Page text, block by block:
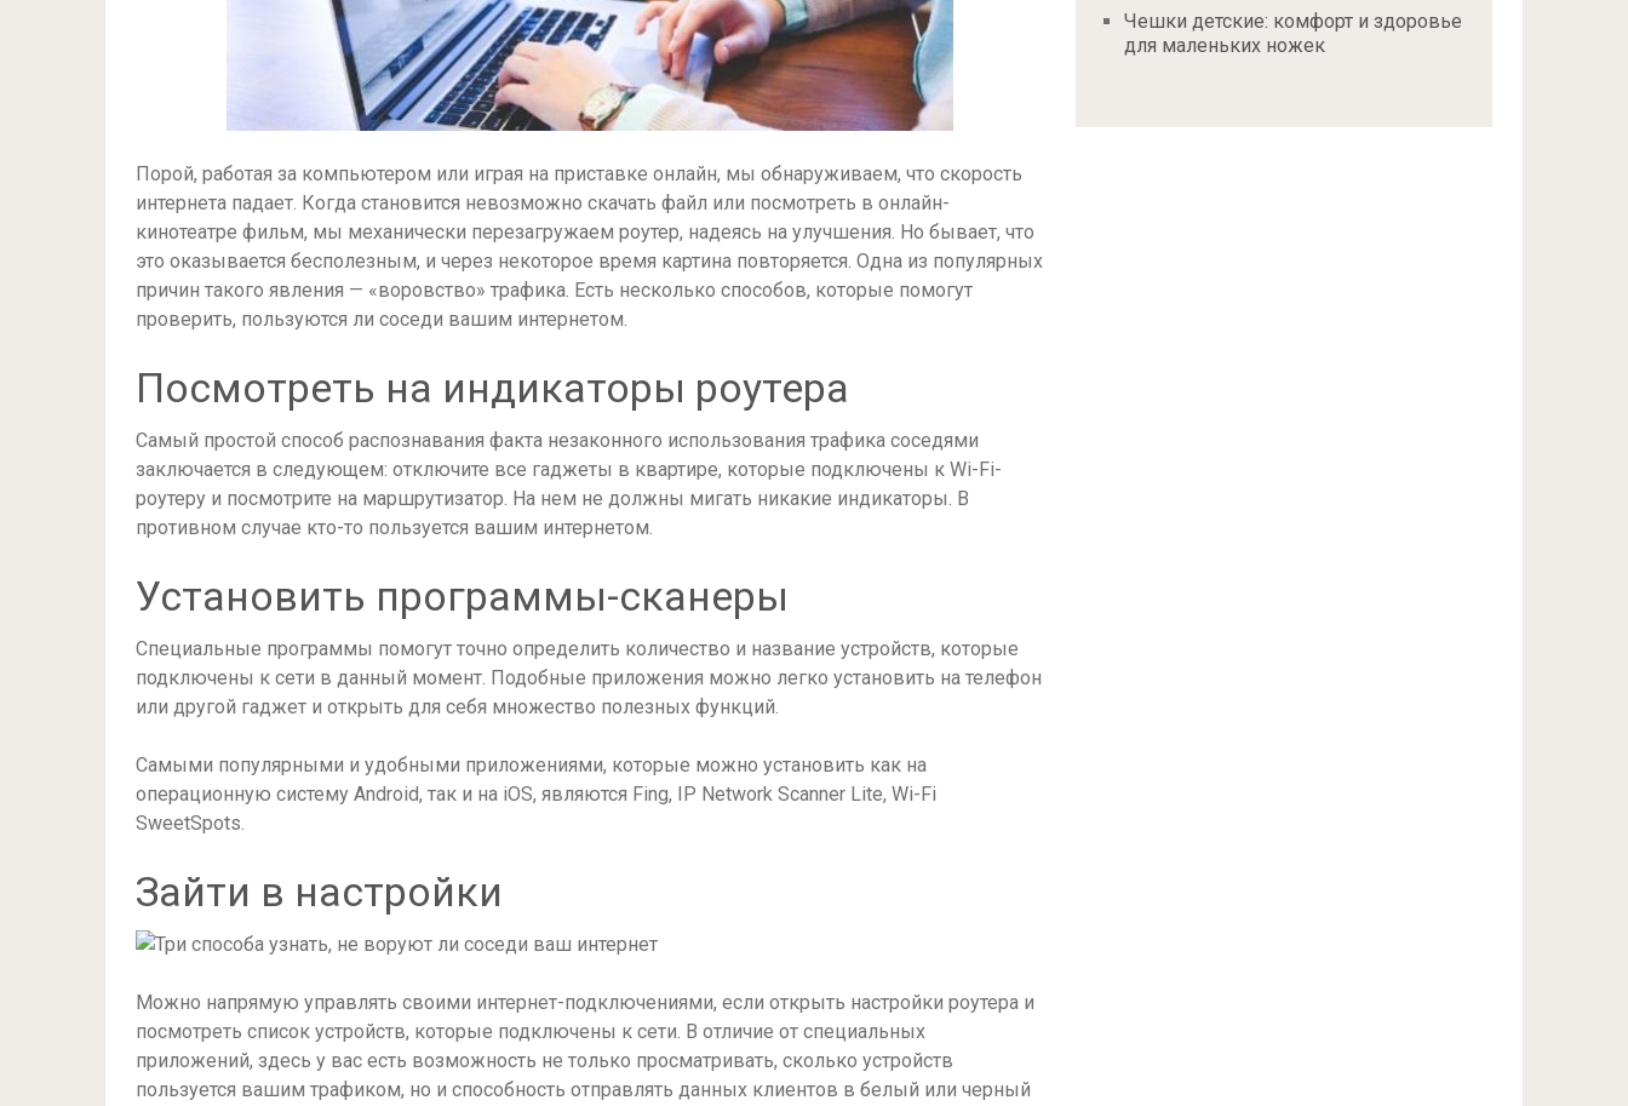
Порой, работая за компьютером или играя на приставке онлайн, мы обнаруживаем, что скорость
интернета падает. Когда становится невозможно скачать файл или посмотреть в онлайн-
кинотеатре фильм, мы механически перезагружаем роутер, надеясь на улучшения. Но бывает, что
это оказывается бесполезным, и через некоторое время картина повторяется. Одна из популярных
причин такого явления — «воровство» трафика. Есть несколько способов, которые помогут
проверить, пользуются ли соседи вашим интернетом.
Посмотреть на индикаторы роутера
Самый простой способ распознавания факта незаконного использования трафика соседями
заключается в следующем: отключите все гаджеты в квартире, которые подключены к Wi-Fi-
роутеру и посмотрите на маршрутизатор. На нем не должны мигать никакие индикаторы. В
противном случае кто-то пользуется вашим интернетом.
Установить программы-сканеры
Специальные программы помогут точно определить количество и название устройств, которые
подключены к сети в данный момент. Подобные приложения можно легко установить на телефон
или другой гаджет и открыть для себя множество полезных функций.
Самыми популярными и удобными приложениями, которые можно установить как на
операционную систему Android, так и на iOS, являются Fing, IP Network Scanner Lite, Wi-Fi
SweetSpots.
Зайти в настройки
Можно напрямую управлять своими интернет-подключениями, если открыть настройки роутера и
посмотреть список устройств, которые подключены к сети. В отличие от специальных
приложений, здесь у вас есть возможность не только просматривать, сколько устройств
пользуется вашим трафиком, но и способность отправлять данных клиентов в белый или черный
Чешки детские: комфорт и здоровье
для маленьких ножек